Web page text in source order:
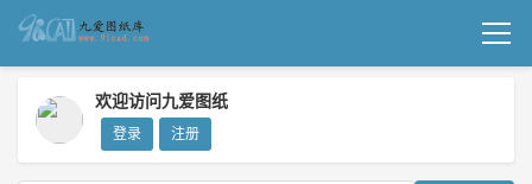
机械图纸
欢迎访问九爱图纸
登录 注册